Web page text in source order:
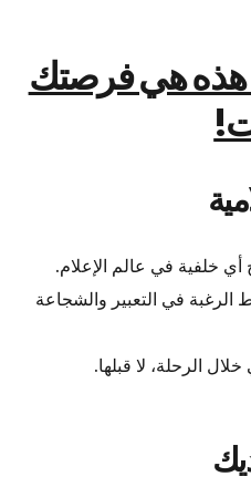
هذه هي فرصتك
أي خلفية في عالم الإعلام.
الرغبة في التعبير والشجاعة
الرحلة، لا قبلها.